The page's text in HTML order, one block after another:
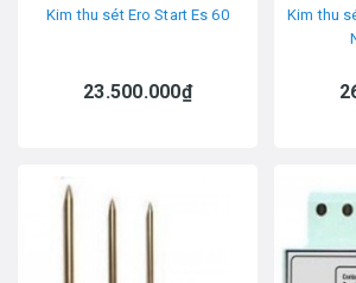
Kim thu sét Ero Start Es 60
23.500.000₫
Kim thu